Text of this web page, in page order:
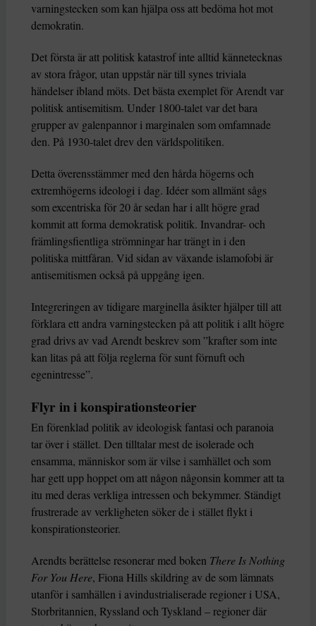
varningstecken som kan hjälpa oss att bedöma hot mot
demokratin.
Det första är att politisk katastrof inte alltid kännetecknas
av stora frågor, utan uppstår när till synes triviala
händelser ibland möts. Det bästa exemplet för Arendt var
politisk antisemitism. Under 1800-talet var det bara
grupper av galenpannor i marginalen som omfamnade
den. På 1930-talet drev den världspolitiken.
Detta överensstämmer med den hårda högerns och
extremhögerns ideologi i dag. Idéer som allmänt sågs
som excentriska för 20 år sedan har i allt högre grad
kommit att forma demokratisk politik. Invandrar- och
främlingsfientliga strömningar har trängt in i den
politiska mittfåran. Vid sidan av växande islamofobi är
antisemitismen också på uppgång igen.
Integreringen av tidigare marginella åsikter hjälper till att
förklara ett andra varningstecken på att politik i allt högre
grad drivs av vad Arendt beskrev som ”krafter som inte
kan litas på att följa reglerna för sunt förnuft och
egenintresse”.
Flyr in i konspirationsteorier
En förenklad politik av ideologisk fantasi och paranoia
tar över i stället. Den tilltalar mest de isolerade och
ensamma, människor som är vilse i samhället och som
har gett upp hoppet om att någon någonsin kommer att ta
itu med deras verkliga intressen och bekymmer. Ständigt
frustrerade av verkligheten söker de i stället flykt i
konspirationsteorier.
Arendts berättelse resonerar med boken There Is Nothing
For You Here, Fiona Hills skildring av de som lämnats
utanför i samhällen i avindustrialiserade regioner i USA,
Storbritannien, Ryssland och Tyskland – regioner där